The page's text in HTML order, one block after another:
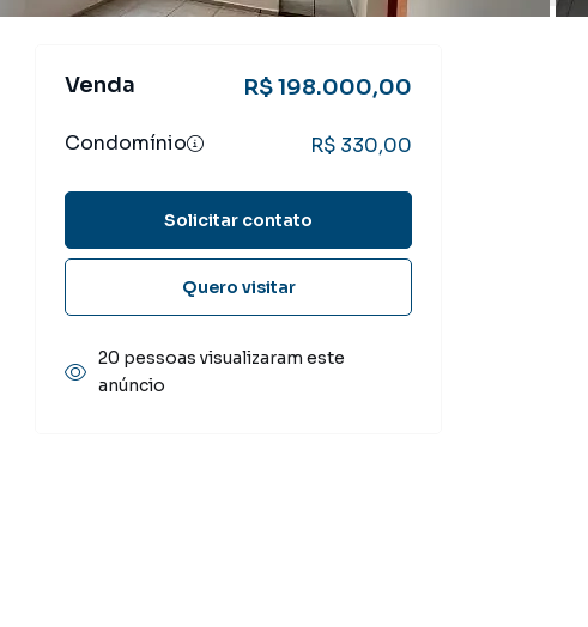
Venda R$ 198.000,00
Condomínio R$ 330,00
Solicitar contato
Quero visitar
20 pessoas visualizaram este
anúncio